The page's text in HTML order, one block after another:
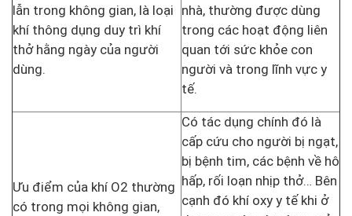
lẫn trong không gian, là loại
khí thông dụng duy trì khí
thở hằng ngày của người
dùng.
nhà, thường được dùng
trong các hoạt động liên
quan tới sức khỏe con
người và trong lĩnh vực y
tế.
Ưu điểm của khí O2 thường
có trong mọi không gian,
Có tác dụng chính đó là
cấp cứu cho người bị ngạt,
bị bệnh tim, các bệnh về hô
hấp, rối loạn nhịp thở… Bên
cạnh đó khí oxy y tế khi ở